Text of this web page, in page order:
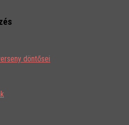
döntősei